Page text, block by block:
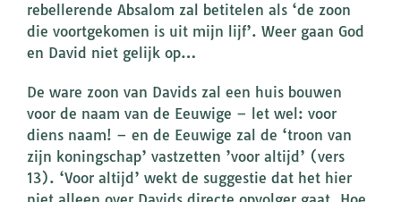
rebellerende Absalom zal betitelen als ‘de zoon
die voortgekomen is uit mijn lijf’. Weer gaan God
en David niet gelijk op…
De ware zoon van Davids zal een huis bouwen
voor de naam van de Eeuwige – let wel: voor
diens naam! – en de Eeuwige zal de ‘troon van
zijn koningschap’ vastzetten ’voor altijd’ (vers
13). ‘Voor altijd’ wekt de suggestie dat het hier